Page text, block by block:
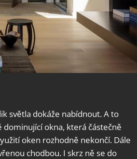
světla dokáže nabídnout. A to
dominující okna, která částečně
oken rozhodně nekončí. Dále
chodbou. I skrz ně se do